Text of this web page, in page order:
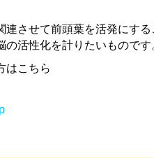
連させて前頭葉を活発にする
の活性化を計りたいものです
はこちら